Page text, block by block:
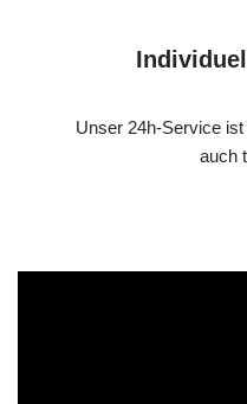
Unser 24h-Service
auch